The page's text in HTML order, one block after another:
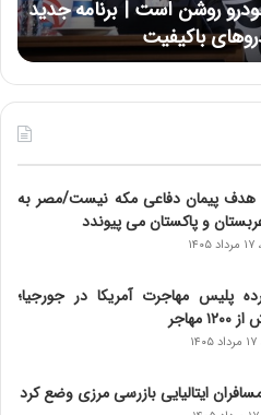
ی
:
د
ر
ط
ا
ر
ی
ا
ی
ر
،
حسین علایی: در طول
نتوانسته در مقابل چنین
هدف پیمان دفاعی مکه نیست/مصر به
و پاکستان می پیوندد
پلیس مهاجرت آمریکا در جورجیا؛
مسافران ایتالیایی بازرسی مرزی وضع کرد